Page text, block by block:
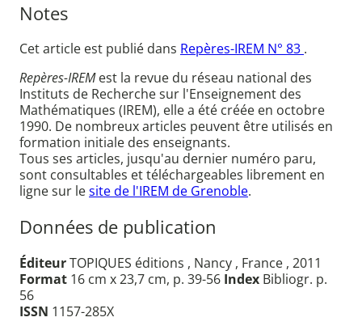
Notes
Cet article est publié dans Repères-IREM N° 83 .
Repères-IREMest la revue du réseau national des
Instituts de Recherche sur l'Enseignement des
Mathématiques (IREM), elle a été créée en octobre
1990. De nombreux articles peuvent être utilisés en
formation initiale des enseignants.
Tous ses articles, jusqu'au dernier numéro paru,
sont consultables et téléchargeables librement en
ligne sur lesite de l'IREM de Grenoble.
Données de publication
ÉditeurTOPIQUES éditions , Nancy , France , 2011
Format 16 cm x 23,7 cm, p. 39-56 Index Bibliogr. p.
56
ISSN 1157-285X